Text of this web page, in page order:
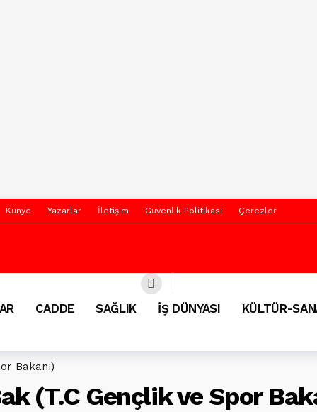
Künye Yazarlar İletişim Güvenlik Politikası Çerezler
CADDE SAĞLIK İŞ DÜNYASI KÜLTÜR-
Bakanı)
(T.C Gençlik ve Spor